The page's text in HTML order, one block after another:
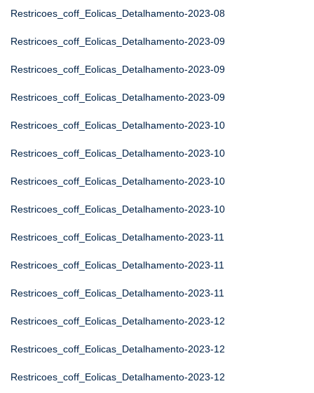
Restricoes_coff_Eolicas_Detalhamento-2023-08
Restricoes_coff_Eolicas_Detalhamento-2023-09
Restricoes_coff_Eolicas_Detalhamento-2023-09
Restricoes_coff_Eolicas_Detalhamento-2023-09
Restricoes_coff_Eolicas_Detalhamento-2023-10
Restricoes_coff_Eolicas_Detalhamento-2023-10
Restricoes_coff_Eolicas_Detalhamento-2023-10
Restricoes_coff_Eolicas_Detalhamento-2023-10
Restricoes_coff_Eolicas_Detalhamento-2023-11
Restricoes_coff_Eolicas_Detalhamento-2023-11
Restricoes_coff_Eolicas_Detalhamento-2023-11
Restricoes_coff_Eolicas_Detalhamento-2023-12
Restricoes_coff_Eolicas_Detalhamento-2023-12
Restricoes_coff_Eolicas_Detalhamento-2023-12